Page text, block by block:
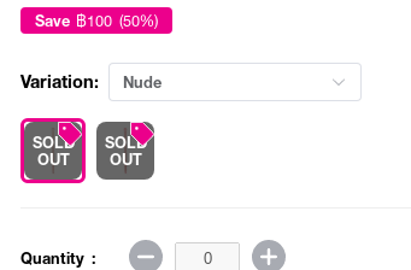
Save ฿100 (50%)
Variation: Nude
SOLD
OUT
SOLD
OUT
Quantity :